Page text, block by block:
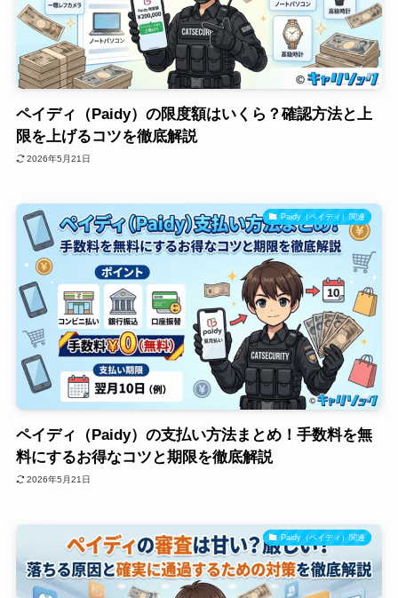
ペイディ（Paidy）の限度額はいくら？確認方法と上
限を上げるコツを徹底解説
2026年5月21日
Paidy（ペイディ）関連
ペイディ（Paidy）の支払い方法まとめ！手数料を無
料にするお得なコツと期限を徹底解説
2026年5月21日
Paidy（ペイディ）関連